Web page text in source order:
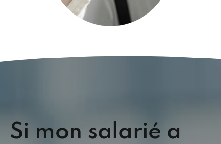
Si mon salarié a